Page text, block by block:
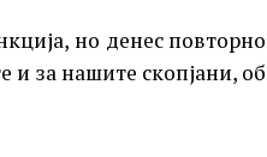
но денес
за нашите скопјани,